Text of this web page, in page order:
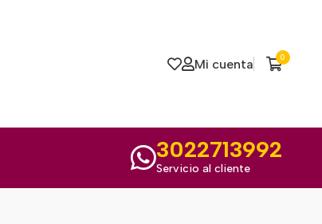
Mi cuenta 0
3022713992
Servicio al cliente